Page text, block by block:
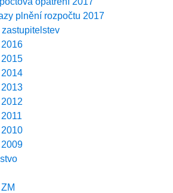
plnění rozpočtu 2017